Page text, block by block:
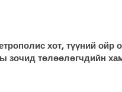
хот, түүний
зочид төлөөлөгчдийн